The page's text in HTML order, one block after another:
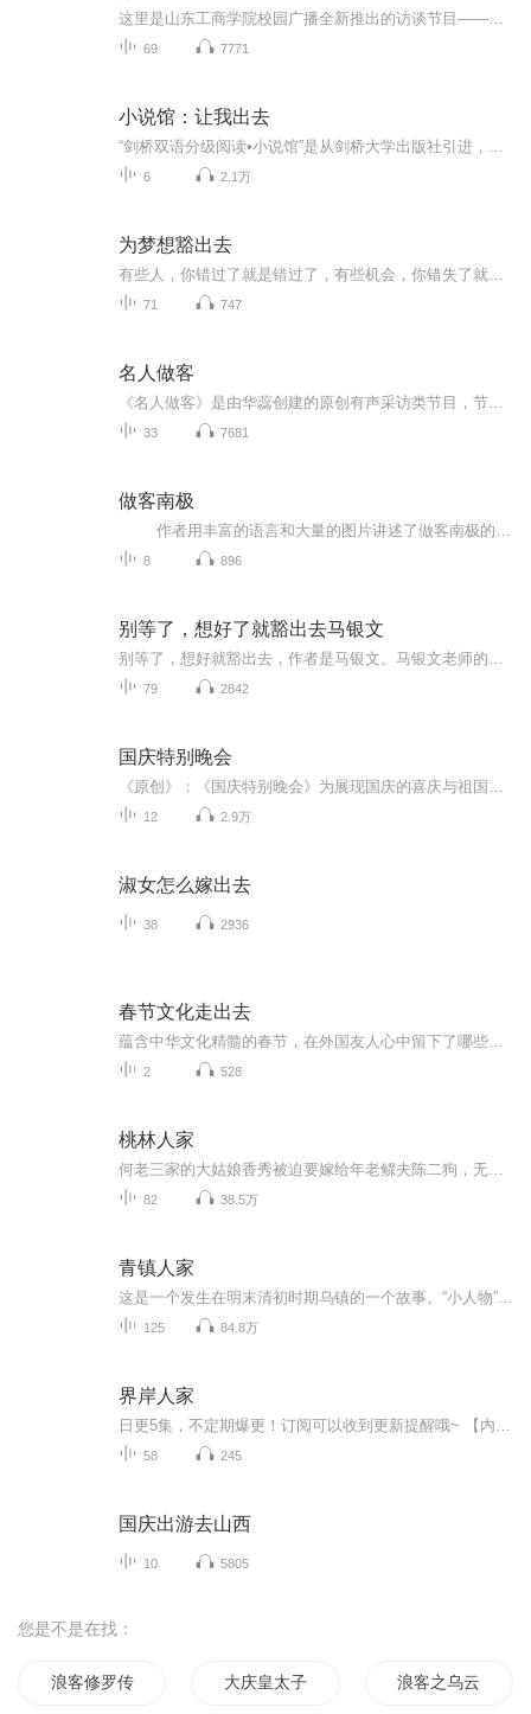
69 7771
小说馆：让我出去
6 2.1万
为梦想豁出去
71 747
名人做客
33 7681
做客南极
8 896
别等了，想好了就豁出去马银文
79 2842
国庆特别晚会
12 2.9万
淑女怎么嫁出去
38 2936
春节文化走出去
2 528
桃林人家
82 38.5万
青镇人家
125 84.8万
界岸人家
58 245
国庆出游去山西
10 5805
您是不是在找：
浪客修罗传 大庆皇太子 浪客之乌云